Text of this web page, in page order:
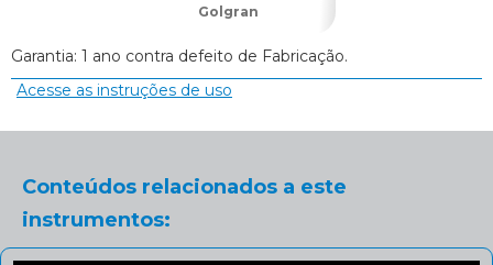
Golgran
Garantia: 1 ano contra defeito de Fabricação.
Acesse as instruções de uso
Conteúdos relacionados a este
instrumentos: